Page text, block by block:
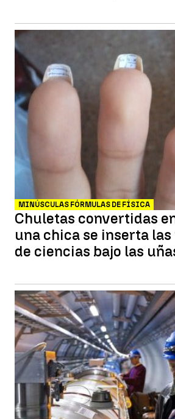
MINÚSCULAS FÓRMULAS DE FÍSICA
Chuletas convertidas
una chica se inserta
de ciencias bajo las